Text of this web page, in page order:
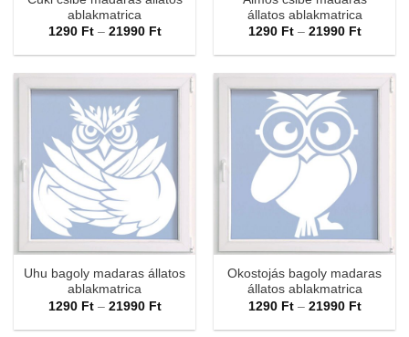
ablakmatrica
1290 Ft – 21990 FtÁrtartomány:
-
állatos ablakmatrica
1290 Ft – 21990 Ft
-
Uhu bagoly madaras állatos
ablakmatrica
1290 Ft – 21990 FtÁrtartomány:
-
Okostojás bagoly madaras
állatos ablakmatrica
1290 Ft – 21990 Ft
-